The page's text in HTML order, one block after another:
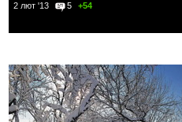
2 лют '13 5 +54